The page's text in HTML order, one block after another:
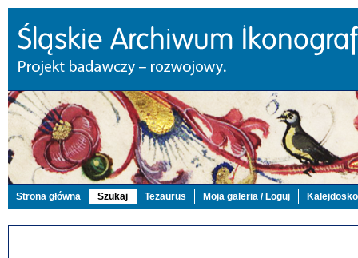
Strona główna Szukaj Tezaurus Moja galeria / Loguj